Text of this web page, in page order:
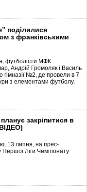
поділилися
з франківськими
футболісти МФК
Андрій Громоляк​ і Василь
гімназії №2, де провели в 7
з елементами футболу.
закріпитися в
13 липня, на прес-
Ліги Чемпіонату